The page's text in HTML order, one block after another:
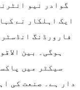
گوادر نیو
ایک اہلکار نے
فارورڈنگ
ہوگی۔ بین
سیکٹر میں
دار ہے۔ صنعت کی